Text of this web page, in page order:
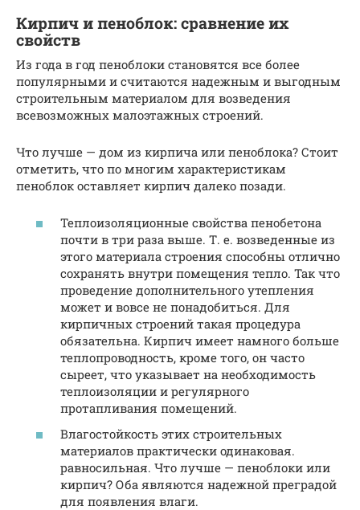
Кирпич и пеноблок: сравнение их
свойств
Из года в год пеноблоки становятся все более
популярными и считаются надежным и выгодным
строительным материалом для возведения
всевозможных малоэтажных строений.
Что лучше — дом из кирпича или пеноблока? Стоит
отметить, что по многим характеристикам
пеноблок оставляет кирпич далеко позади.
Теплоизоляционные свойства пенобетона
почти в три раза выше. Т. е. возведенные из
этого материала строения способны отлично
сохранять внутри помещения тепло. Так что
проведение дополнительного утепления
может и вовсе не понадобиться. Для
кирпичных строений такая процедура
обязательна. Кирпич имеет намного больше
теплопроводность, кроме того, он часто
сыреет, что указывает на необходимость
теплоизоляции и регулярного
протапливания помещений.
Влагостойкость этих строительных
материалов практически одинаковая.
равносильная. Что лучше — пеноблоки или
кирпич? Оба являются надежной преградой
для появления влаги.